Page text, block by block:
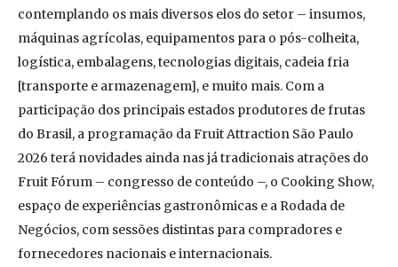
contemplando os mais diversos elos do setor – insumos,
máquinas agrícolas, equipamentos para o pós-colheita,
logística, embalagens, tecnologias digitais, cadeia fria
[transporte e armazenagem], e muito mais. Com a
participação dos principais estados produtores de frutas
do Brasil, a programação da Fruit Attraction São Paulo
2026 terá novidades ainda nas já tradicionais atrações do
Fruit Fórum – congresso de conteúdo –, o Cooking Show,
espaço de experiências gastronômicas e a Rodada de
Negócios, com sessões distintas para compradores e
fornecedores nacionais e internacionais.